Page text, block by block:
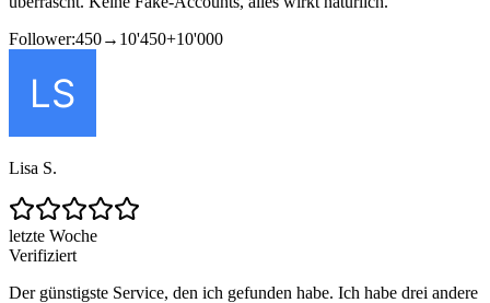
Follower:450→ 10'450+10'000
Lisa S.
letzte Woche
Verifiziert
Der günstigste Service, den ich gefunden habe. Ich habe drei andere